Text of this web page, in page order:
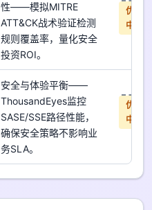
性——模拟MITRE
ATT&CK战术验证检测
规则覆盖率，量化安全
投资ROI。
优先
中
安全与体验平衡——
ThousandEyes监控
SASE/SSE路径性能，
确保安全策略不影响业
务SLA。
优先
中